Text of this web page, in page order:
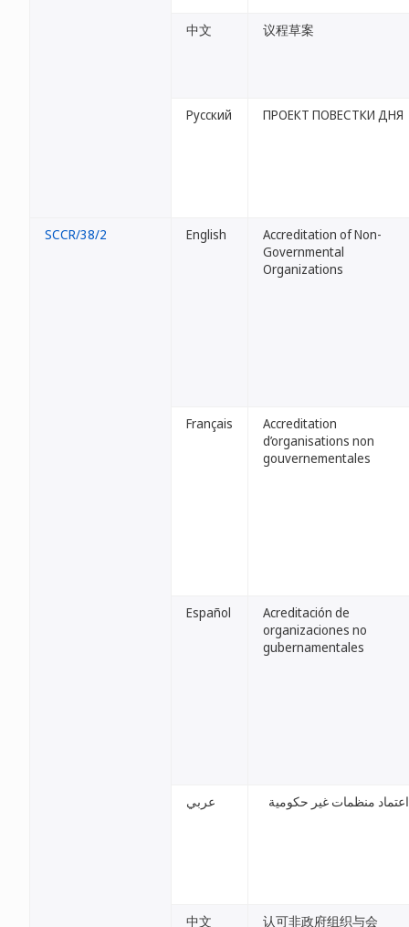
中文 议程草案
Русский ПРОЕКТ ПОВЕСТКИ ДНЯ
SCCR/38/2 English
Accreditation of Non-
Governmental
Organizations
Français
Accreditation
d’organisations non
gouvernementales
Español
Acreditación de
organizaciones no
gubernamentales
عربي اعتماد منظمات غير حكومية
中文 认可非政府组织与会